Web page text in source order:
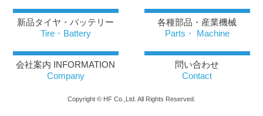
新品タイヤ・バッテリー
Tire・Battery
各種部品・産業機械
Parts・ Machine
会社案内 INFORMATION
Company
問い合わせ
Contact
Copyright © HF Co.,Ltd. All Rights Reserved.